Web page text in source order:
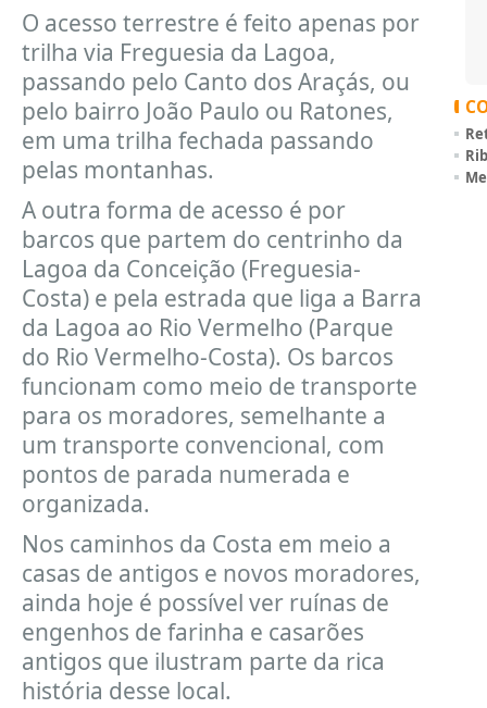
O acesso terrestre é feito apenas por
trilha via Freguesia da Lagoa,
passando pelo Canto dos Araçás, ou
pelo bairro João Paulo ou Ratones,
em uma trilha fechada passando
pelas montanhas.
A outra forma de acesso é por
barcos que partem do centrinho da
Lagoa da Conceição (Freguesia-
Costa) e pela estrada que liga a Barra
da Lagoa ao Rio Vermelho (Parque
do Rio Vermelho-Costa). Os barcos
funcionam como meio de transporte
para os moradores, semelhante a
um transporte convencional, com
pontos de parada numerada e
organizada.
Nos caminhos da Costa em meio a
casas de antigos e novos moradores,
ainda hoje é possível ver ruínas de
engenhos de farinha e casarões
antigos que ilustram parte da rica
história desse local.